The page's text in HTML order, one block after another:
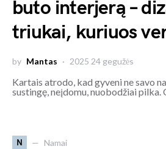
buto interjerą –
triukai, kuriuos
by Mantas 2025 24 gegužės
Kartais atrodo, kad gyveni ne savo
sustingę, neįdomu, nuobodžiai pilka.
N Namai